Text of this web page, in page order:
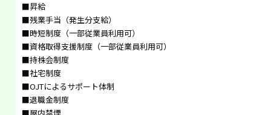
■昇給
■残業手当（発生分支給）
■時短制度（一部従業員利用可）
■資格取得支援制度（一部従業員利用可）
■持株会制度
■社宅制度
■OJTによるサポート体制
■退職金制度